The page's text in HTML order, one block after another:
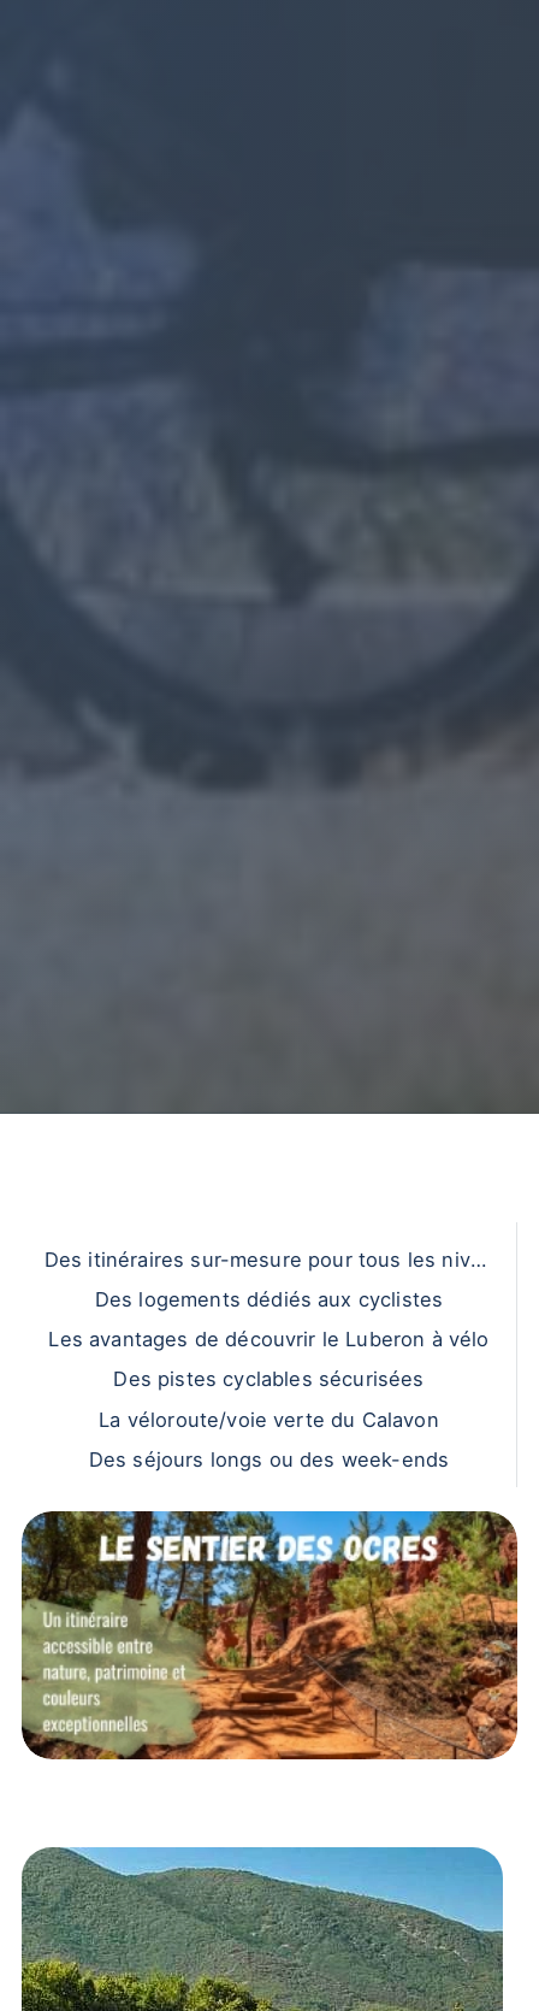
Des itinéraires sur-mesure pour tous les nivea
ux
Des logements dédiés aux cyclistes
Les avantages de découvrir le Luberon à vélo
Des pistes cyclables sécurisées
La véloroute/voie verte du Calavon
Des séjours longs ou des week-ends